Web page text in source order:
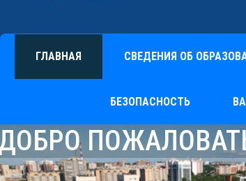
ГЛАВНАЯ СВЕДЕНИЯ ОБ
БЕЗОПАСНОСТЬ